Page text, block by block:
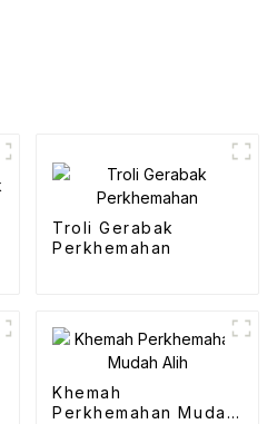
Troli Gerabak
Perkhemahan
Khemah
Perkhemahan Mudah